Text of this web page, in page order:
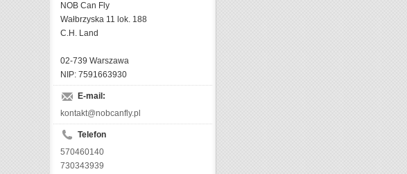
NOB Can Fly
Wałbrzyska 11 lok. 188
C.H. Land
02-739 Warszawa
NIP: 7591663930
E-mail:
kontakt@nobcanfly.pl
Telefon
570460140
730343939